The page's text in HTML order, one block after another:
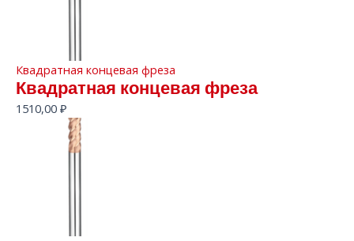
Квадратная концевая фреза
Квадратная концевая фреза
1510,00 ₽